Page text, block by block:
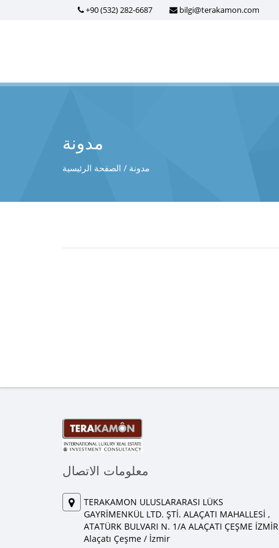
+90 (532) 282-6687 bilgi@terakamon.com
مدونة
الصفحة الرئيسية مدونة
معلومات الاتصال
TERAKAMON ULUSLARARASI LÜKS
GAYRİMENKÜL LTD. ŞTİ. ALAÇATI MAHALLESİ ,
ATATÜRK BULVARI N. 1/A ALAÇATI ÇEŞME İZMİR
Alaçatı Çeşme / İzmir